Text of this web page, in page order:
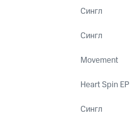
Сингл
Сингл
Movement
Heart Spin EP
Сингл